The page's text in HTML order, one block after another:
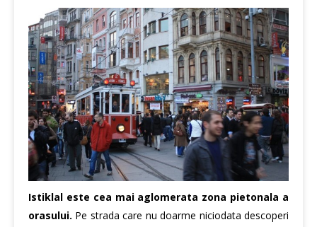
Istiklal este cea mai aglomerata zona pietonala a
orasului. Pe strada care nu doarme niciodata descoperi